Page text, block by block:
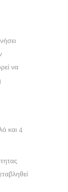
να
και 4